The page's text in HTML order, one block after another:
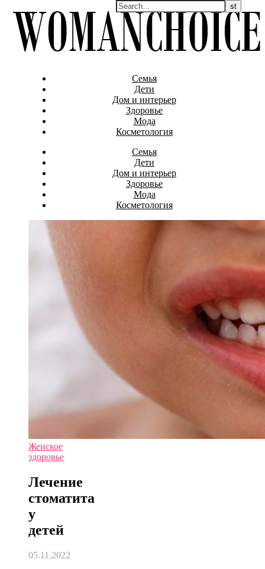
Семья
Дети
Дом и интерьер
Здоровье
Мода
Косметология
Семья
Дети
Дом и интерьер
Здоровье
Мода
Косметология
Женское
здоровье
Лечение
стоматита
у
детей
05.11.2022